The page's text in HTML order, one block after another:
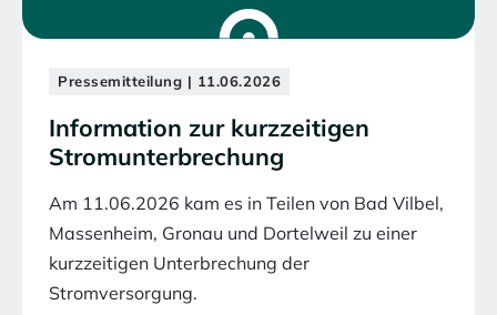
Pressemitteilung | 11.06.2026
Information zur kurzzeitigen
Stromunterbrechung
Am 11.06.2026 kam es in Teilen von Bad Vilbel,
Massenheim, Gronau und Dortelweil zu einer
kurzzeitigen Unterbrechung der
Stromversorgung.